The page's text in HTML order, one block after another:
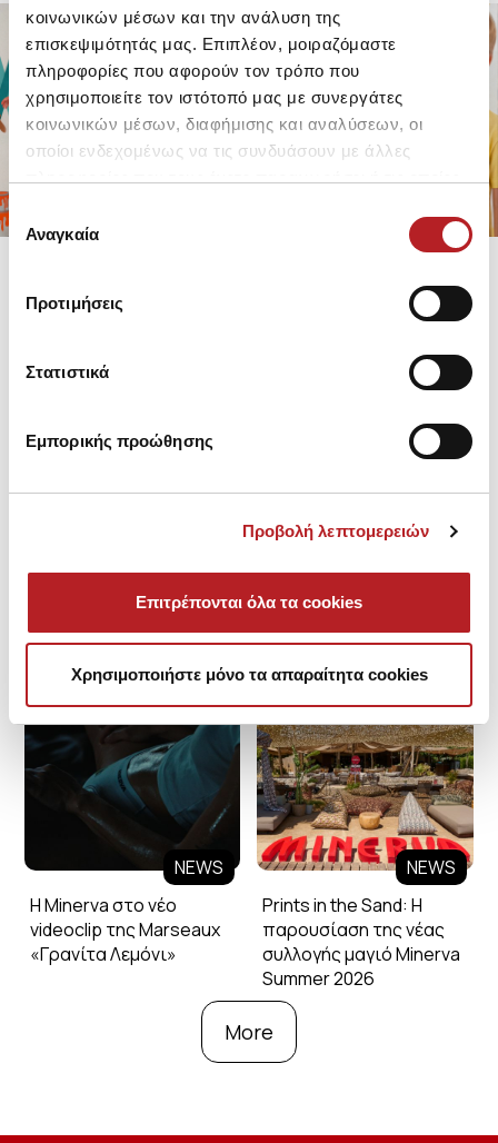
κοινωνικών μέσων και την ανάλυση της
επισκεψιμότητάς μας. Επιπλέον, μοιραζόμαστε
πληροφορίες που αφορούν τον τρόπο που
χρησιμοποιείτε τον ιστότοπό μας με συνεργάτες
κοινωνικών μέσων, διαφήμισης και αναλύσεων, οι
οποίοι ενδεχομένως να τις συνδυάσουν με άλλες
των υπηρεσιών τους.
Επιλογή
συγκατάθεσης
Αναγκαία
Προτιμήσεις
Στατιστικά
Εμπορικής προώθησης
Προβολή λεπτομερειών
Επιτρέπονται όλα τα cookies
Χρησιμοποιήστε μόνο τα απαραίτητα cookies
FOR GIRLS
UP TO -30%
SHOP SALE
FOR BOYS
UP TO -30%
SHOP SALE
Minerva Blog
NEWS
Η Minerva στο νέο
videoclip της Marseaux
«Γρανίτα Λεμόνι»
NEWS
Prints in the Sand: Η
παρουσίαση της νέας
συλλογής μαγιό Minerva
Summer 2026
More